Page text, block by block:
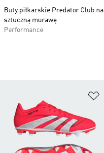
Buty piłkarskie Predator Club na
sztuczną murawę
Performance